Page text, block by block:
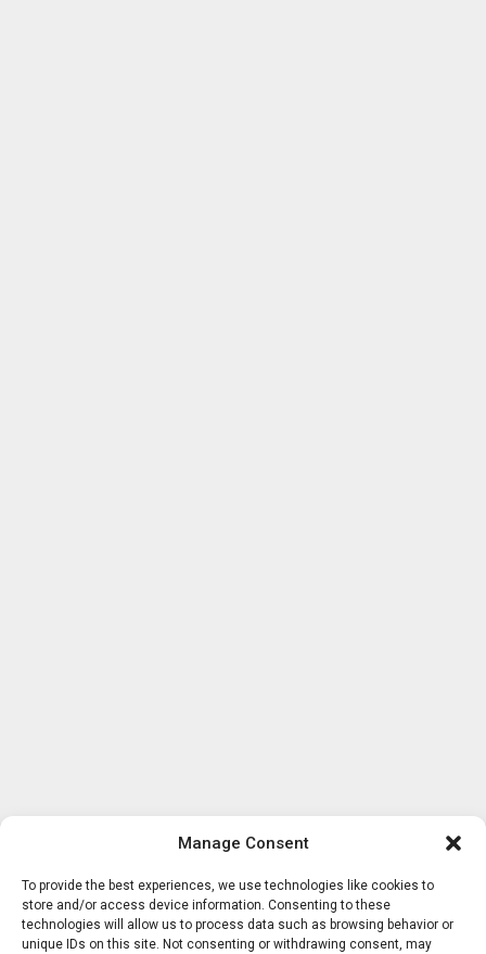
Manage Consent
To provide the best experiences, we use technologies like cookies to
store and/or access device information. Consenting to these
technologies will allow us to process data such as browsing behavior or
unique IDs on this site. Not consenting or withdrawing consent, may